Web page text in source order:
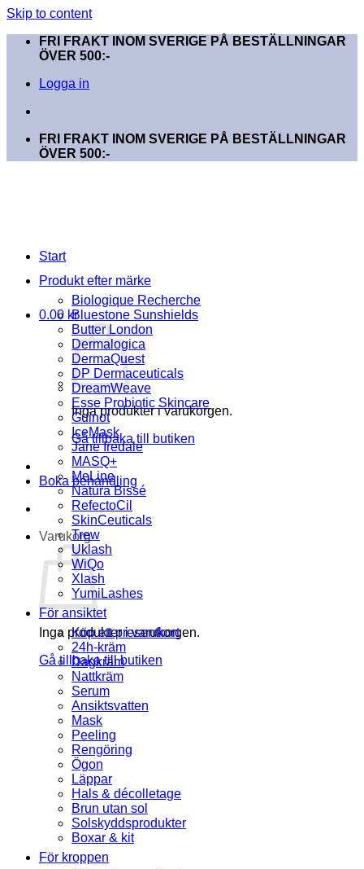
Skip to content
FRI FRAKT INOM SVERIGE PÅ BESTÄLLNINGAR
ÖVER 500:-
Logga in
FRI FRAKT INOM SVERIGE PÅ BESTÄLLNINGAR
ÖVER 500:-
0.00 kr
Inga produkter i varukorgen.
Gå tillbaka till butiken
Boka behandling
Varukorg
Inga produkter i varukorgen.
Gå tillbaka till butiken
Start
Produkt efter märke
Biologique Recherche
Bluestone Sunshields
Butter London
Dermalogica
DermaQuest
DP Dermaceuticals
DreamWeave
Esse Probiotic Skincare
Guinot
IceMask
Jane Iredale
MASQ+
MeLine
Natura Bissé
RefectoCil
SkinCeuticals
Trew
Uklash
WiQo
Xlash
YumiLashes
För ansiktet
Köp ett presentkort
24h-kräm
Dagkräm
Nattkräm
Serum
Ansiktsvatten
Mask
Peeling
Rengöring
Ögon
Läppar
Hals & décolletage
Brun utan sol
Solskyddsprodukter
Boxar & kit
För kroppen